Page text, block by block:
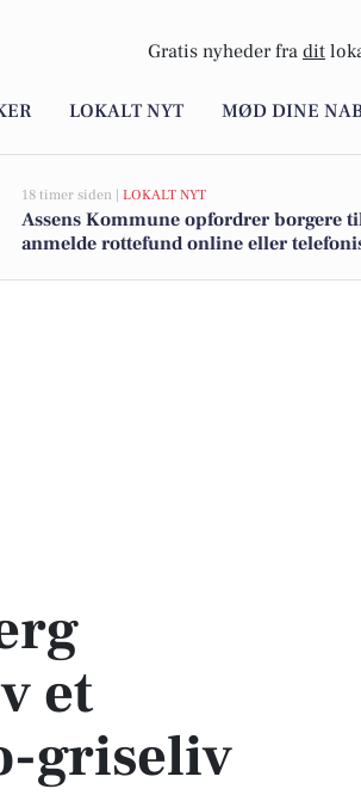
Gratis nyheder fra dit
LOKALT NYT MØD DINE
18 timer siden | LOKALT NYT
Assens Kommune opfordrer borgere
anmelde rottefund online eller
griseliv
et
griseliv